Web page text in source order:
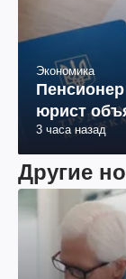
Экономика
юрист
3 часа назад
Другие